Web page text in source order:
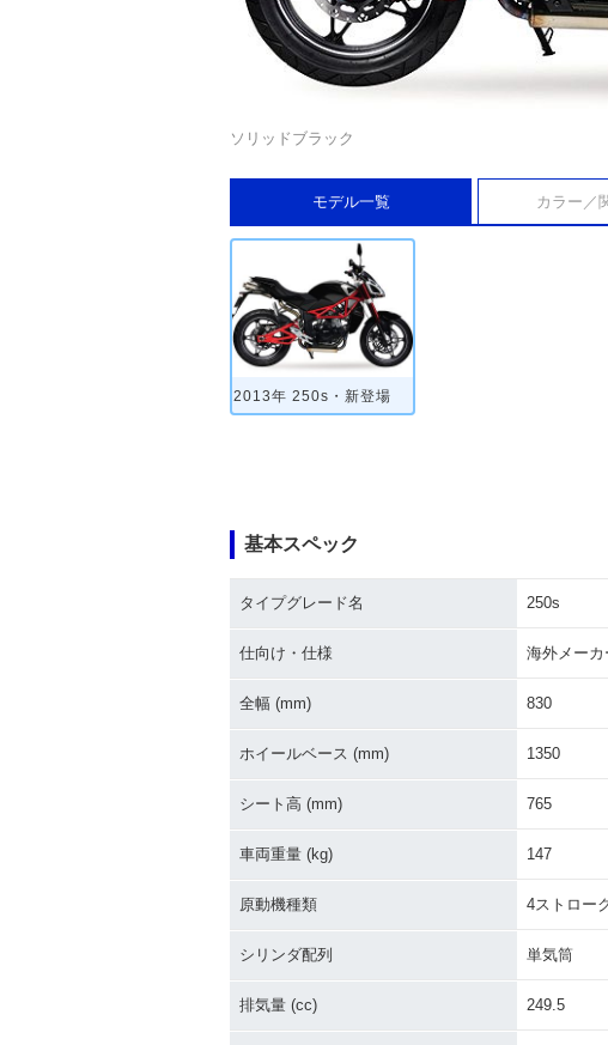
ソリッドブラック
モデル一覧 カラー／
2013年 250s・新登場
基本スペック
タイプグレード名 250s
仕向け・仕様 海外メー
全幅 (mm) 830
ホイールベース (mm) 1350
シート高 (mm) 765
車両重量 (kg) 147
原動機種類 4ストロー
シリンダ配列 単気筒
排気量 (cc) 249.5